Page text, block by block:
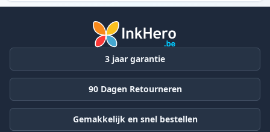
3 jaar garantie
90 Dagen Retourneren
Gemakkelijk en snel bestellen